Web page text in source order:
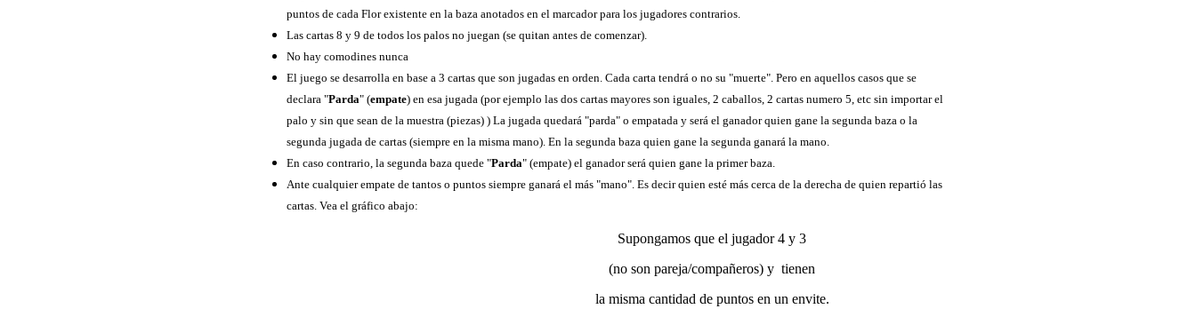
puntos de cada Flor existente en la baza anotados en el marcador para los jugadores contrarios.
Las cartas 8 y 9 de todos los palos no juegan (se quitan antes de comenzar).
No hay comodines nunca
El juego se desarrolla en base a 3 cartas que son jugadas en orden. Cada carta tendrá o no su "muerte". Pero en aquellos casos que se
declara "Parda" (empate) en esa jugada (por ejemplo las dos cartas mayores son iguales, 2 caballos, 2 cartas numero 5, etc sin importar el
palo y sin que sean de la muestra (piezas) ) La jugada quedará "parda" o empatada y será el ganador quien gane la segunda baza o la
segunda jugada de cartas (siempre en la misma mano). En la segunda baza quien gane la segunda ganará la mano.
En caso contrario, la segunda baza quede "Parda" (empate) el ganador será quien gane la primer baza.
Ante cualquier empate de tantos o puntos siempre ganará el más "mano". Es decir quien esté más cerca de la derecha de quien repartió las
cartas. Vea el gráfico abajo:
Supongamos que el jugador 4 y 3
(no son pareja/compañeros) y tienen
la misma cantidad de puntos en un envite.